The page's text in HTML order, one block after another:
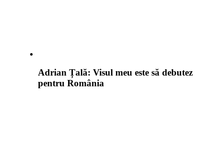
Adrian Țală: Visul meu este să debutez
pentru România